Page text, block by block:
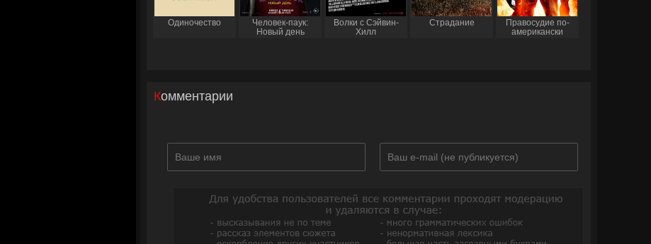
Одиночество
Человек-паук:
Новый день
Волки с Сэйвин-
Хилл
Страдание
Правосудие по-
американски
Комментарии